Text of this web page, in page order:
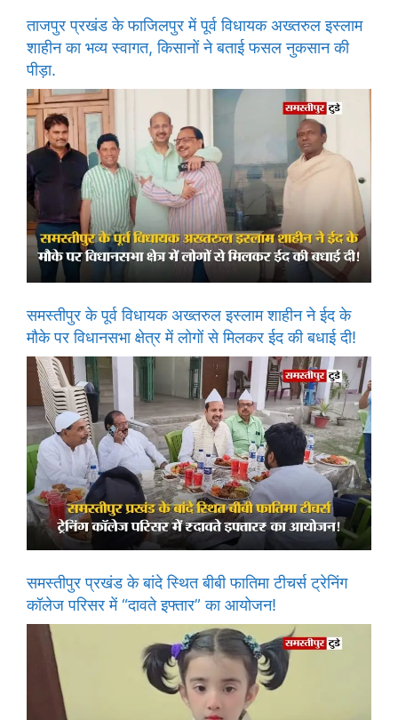
ताजपुर प्रखंड के फाजिलपुर में पूर्व विधायक अख्तरुल इस्लाम
शाहीन का भव्य स्वागत, किसानों ने बताई फसल नुकसान की
पीड़ा.
समस्तीपुर के पूर्व विधायक अख्तरुल इस्लाम शाहीन ने ईद के
मौके पर विधानसभा क्षेत्र में लोगों से मिलकर ईद की बधाई दी!
समस्तीपुर प्रखंड के बांदे स्थित बीबी फातिमा टीचर्स ट्रेनिंग
कॉलेज परिसर में “दावते इफ्तार” का आयोजन!